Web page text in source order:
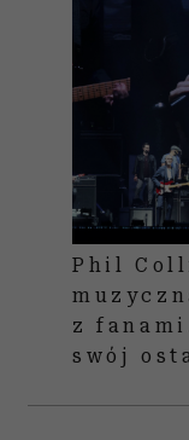
Phil
z
swój